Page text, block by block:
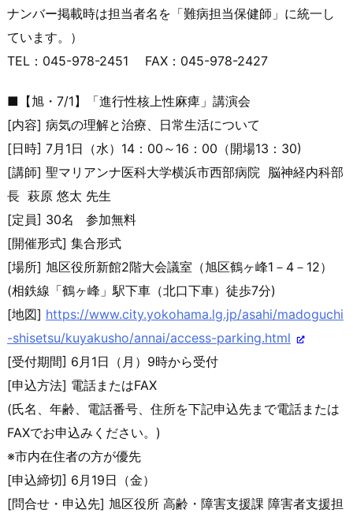
ナンバー掲載時は担当者名を「難病担当保健師」に統一し
ています。）
TEL：045-978-2451 FAX：045-978-2427
■【旭・7/1】「進行性核上性麻痺」講演会
[内容] 病気の理解と治療、日常生活について
[日時] 7月1日（水）14：00～16：00（開場13：30)
[講師] 聖マリアンナ医科大学横浜市西部病院 脳神経内科部
長 萩原 悠太 先生
[定員] 30名 参加無料
[開催形式] 集合形式
[場所] 旭区役所新館2階大会議室（旭区鶴ヶ峰1－4－12）
(相鉄線「鶴ヶ峰」駅下車（北口下車）徒歩7分)
[地図] https://www.city.yokohama.lg.jp/asahi/madoguchi
-shisetsu/kuyakusho/annai/access-parking.html
[受付期間] 6月1日（月）9時から受付
[申込方法] 電話またはFAX
(氏名、年齢、電話番号、住所を下記申込先まで電話または
FAXでお申込みください。)
※市内在住者の方が優先
[申込締切] 6月19日（金）
[問合せ・申込先] 旭区役所 高齢・障害支援課 障害者支援担